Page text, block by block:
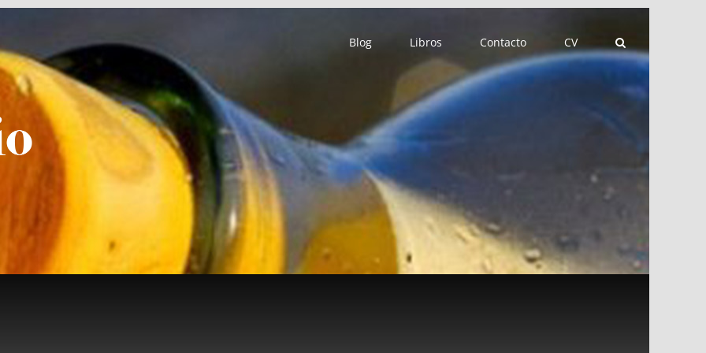
Blog Libros Contacto CV